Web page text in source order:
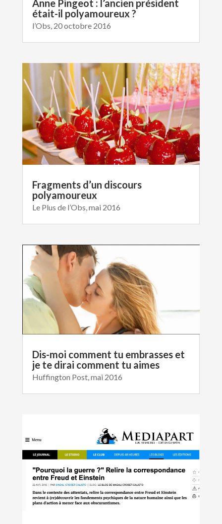
Anne Pingeot : l’ancien président
était-il polyamoureux ?
l’Obs, 20 octobre 2016
Fragments d’un discours
polyamoureux
Le Plus de l’Obs, mai 2016
Dis-moi comment tu embrasses et
je te dirai comment tu aimes
Huffington Post, mai 2016